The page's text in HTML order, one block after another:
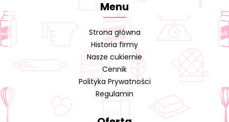
Menu
Strona główna
Historia firmy
Nasze cukiernie
Cennik
Polityka Prywatności
Regulamin